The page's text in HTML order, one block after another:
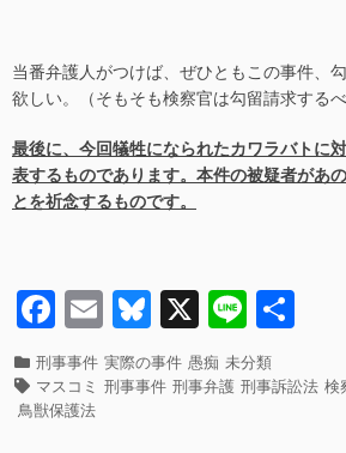
当番弁護人がつけば、ぜひともこの事件、
欲しい。（そもそも検察官は勾留請求するべ
最後に、今回犠牲になられたカワラバトに
表するものであります。本件の被疑者があ
とを祈念するものです。
F
a
c
e
E
m
ail
Bl
u
e
X Li
n
e
カ
テ
ゴ
刑事事件 実際の事件 愚痴 未分類
タ
グ
マスコミ 刑事事件 刑事弁護 刑事訴訟法 検
鳥獣保護法